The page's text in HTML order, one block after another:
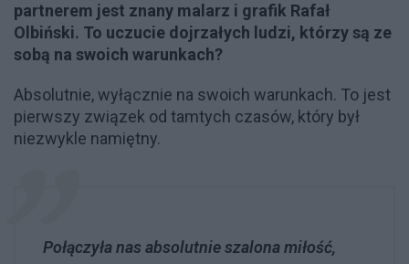
partnerem jest znany malarz i grafik Rafał
Olbiński. To uczucie dojrzałych ludzi, którzy są ze
sobą na swoich warunkach?
Absolutnie, wyłącznie na swoich warunkach. To jest
pierwszy związek od tamtych czasów, który był
niezwykle namiętny.
Połączyła nas absolutnie szalona miłość,